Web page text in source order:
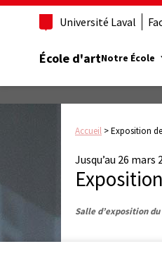
Université Laval
École d'artNotre École
Accueil >Exposition
Jusqu’au 26 mars
Salle d’exposition